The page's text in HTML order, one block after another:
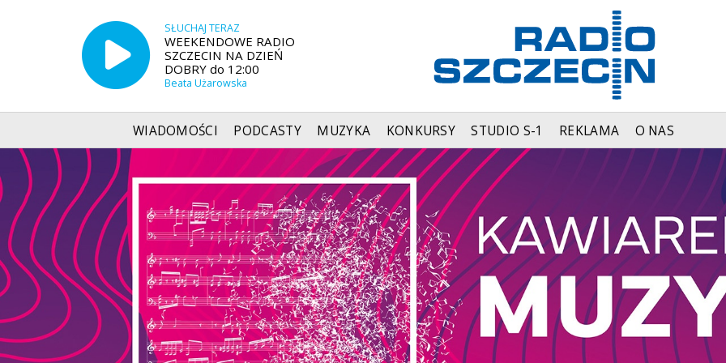
SŁUCHAJ TERAZ
WEEKENDOWE RADIO
SZCZECIN NA DZIEŃ
DOBRY do 12:00
Beata Użarowska
WIADOMOŚCI PODCASTY MUZYKA KONKURSY STUDIO S-1 REKLAMA O NAS